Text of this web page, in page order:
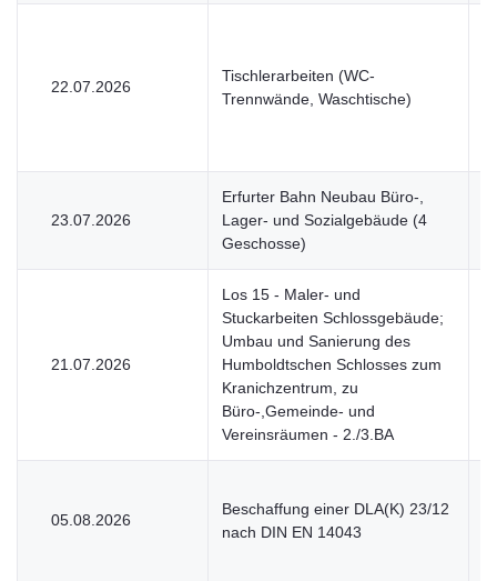
22.07.2026
Tischlerarbeiten (WC-
Trennwände, Waschtische)
23.07.2026
Erfurter Bahn Neubau Büro-,
Lager- und Sozialgebäude (4
Geschosse)
21.07.2026
Los 15 - Maler- und
Stuckarbeiten Schlossgebäude;
Umbau und Sanierung des
Humboldtschen Schlosses zum
Kranichzentrum, zu
Büro-,Gemeinde- und
Vereinsräumen - 2./3.BA
05.08.2026
Beschaffung einer DLA(K) 23/12
nach DIN EN 14043